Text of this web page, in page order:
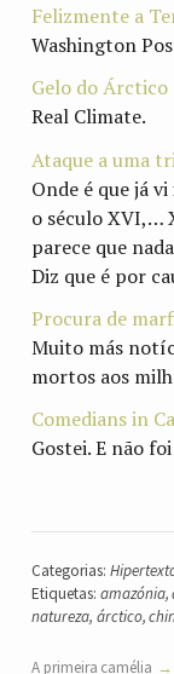
Felizmente a
Washington
Gelo do
Real Climate.
Ataque a uma
Onde é que já
o século XVI,…
parece que
Diz que é por
Procura de
Muito más
mortos aos
Comedians in
Gostei. E não
Categorias:
Etiquetas: amazónia,
natureza, árctico,
A primeira camélia